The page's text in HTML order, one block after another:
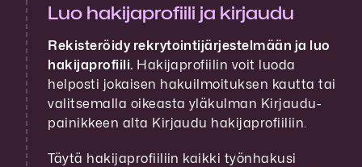
Luo hakijaprofiili ja kirjaudu
Rekisteröidy rekrytointijärjestelmään ja luo
hakijaprofiili. Hakijaprofiilin voit luoda
helposti jokaisen hakuilmoituksen kautta tai
valitsemalla oikeasta yläkulman Kirjaudu-
painikkeen alta Kirjaudu hakijaprofiiliin.
Täytä hakijaprofiiliin kaikki työnhakusi